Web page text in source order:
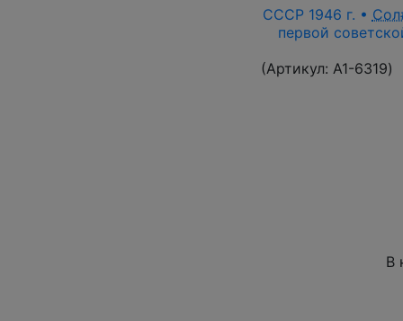
СССР 1946 г. •
первой
(Артикул: A1-6319)
В